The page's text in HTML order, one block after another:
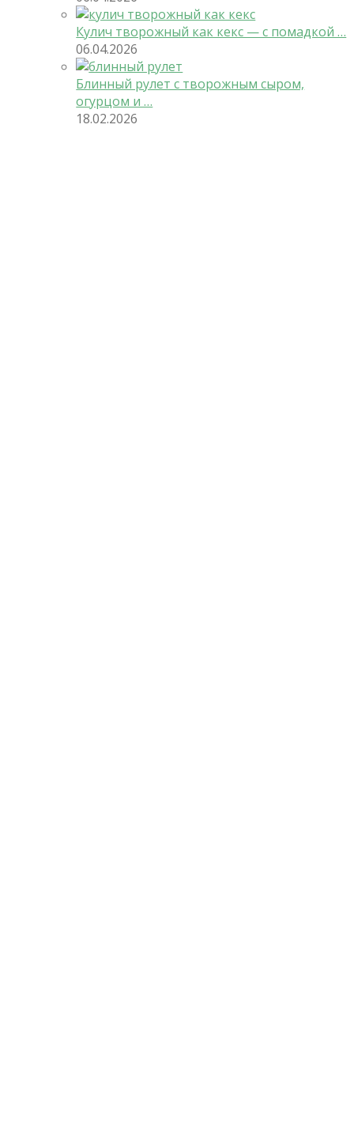
Кулич творожный как кекс — с помадкой …
06.04.2026
Блинный рулет с творожным сыром,
огурцом и …
18.02.2026